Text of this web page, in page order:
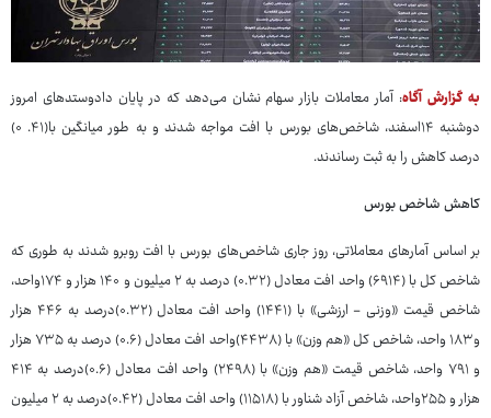
به گزارش آگاه: آمار معاملات بازار سهام نشان می‌دهد که در پایان دادوستدهای امروز
دوشنبه ۱۴اسفند، شاخص‌های بورس با افت مواجه شدند و به طور میانگین با(۴۱. ۰)
درصد کاهش را به ثبت رساندند.
کاهش شاخص‌ بورس
بر اساس آمارهای معاملاتی، روز جاری شاخص‌های بورس با افت روبرو شدند به طوری که
شاخص کل با (۶۹۱۴) واحد افت معادل (۰.۳۲) درصد به ۲ میلیون و ۱۴۰ هزار و ۱۷۴واحد،
شاخص‌ قیمت «وزنی - ارزشی» با (۱۴۴۱) واحد افت معادل (۰.۳۲)درصد به ۴۴۶ هزار
و۱۸۳ واحد، شاخص کل «هم وزن» با (۴۴۳۸)واحد افت معادل (۰.۶) درصد به ۷۳۵ هزار
و ۷۹۱ واحد، شاخص قیمت «هم وزن» با (۲۴۹۸) واحد افت معادل (۰.۶)درصد به ۴۱۴
هزار و ۲۵۵واحد، شاخص آزاد شناور با (۱۱۵۱۸) واحد افت معادل (۰.۴۲)درصد به ۲ میلیون